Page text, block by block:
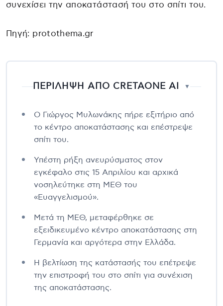
συνεχίσει την αποκατάστασή του στο σπίτι του.
Πηγή: protothema.gr
ΠΕΡΙΛΗΨΗ ΑΠΟ CRETAONE AI ▼
Ο Γιώργος Μυλωνάκης πήρε εξιτήριο από
το κέντρο αποκατάστασης και επέστρεψε
σπίτι του.
Υπέστη ρήξη ανευρύσματος στον
εγκέφαλο στις 15 Απριλίου και αρχικά
νοσηλεύτηκε στη ΜΕΘ του
«Ευαγγελισμού».
Μετά τη ΜΕΘ, μεταφέρθηκε σε
εξειδικευμένο κέντρο αποκατάστασης στη
Γερμανία και αργότερα στην Ελλάδα.
Η βελτίωση της κατάστασής του επέτρεψε
την επιστροφή του στο σπίτι για συνέχιση
της αποκατάστασης.